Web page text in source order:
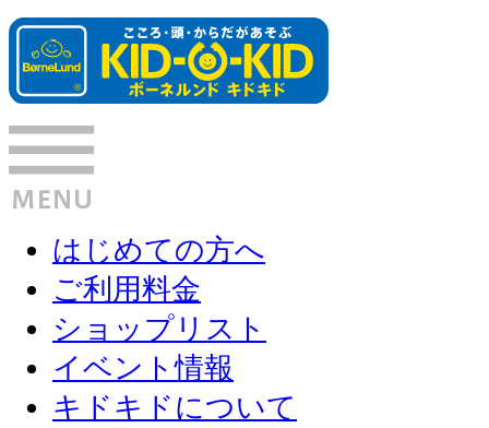
はじめての方へ
ご利用料金
ショップリスト
イベント情報
キドキドについて